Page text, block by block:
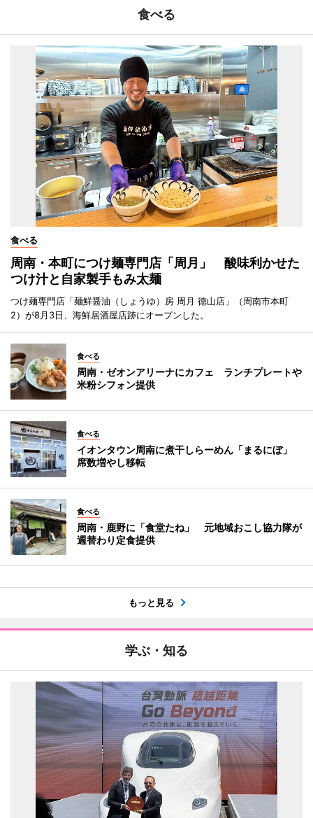
食べる
食べる
周南・本町につけ麺専門店「周月」 酸味利かせた
つけ汁と自家製手もみ太麺
つけ麺専門店「麺鮮醤油（しょうゆ）房 周月 徳山店」（周南市本町
2）が8月3日、海鮮居酒屋店跡にオープンした。
食べる
周南・ゼオンアリーナにカフェ ランチプレートや
米粉シフォン提供
食べる
イオンタウン周南に煮干しらーめん「まるにぼ」
席数増やし移転
食べる
周南・鹿野に「食堂たね」 元地域おこし協力隊が
週替わり定食提供
もっと見る
学ぶ・知る